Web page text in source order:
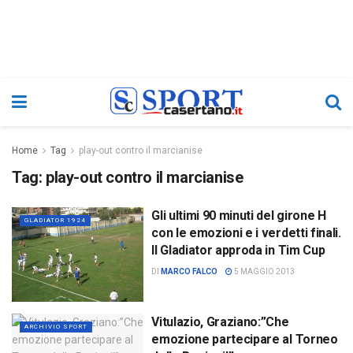
Home Tag play-out contro il marcianise
Tag: play-out contro il marcianise
GLADIATOR 1924
Gli ultimi 90 minuti del girone H
con le emozioni e i verdetti finali.
Il Gladiator approda in Tim Cup
DI MARCO FALCO 5 MAGGIO 2013
ARCHIVIO SPORT
Vitulazio, Graziano:”Che
emozione partecipare al Torneo